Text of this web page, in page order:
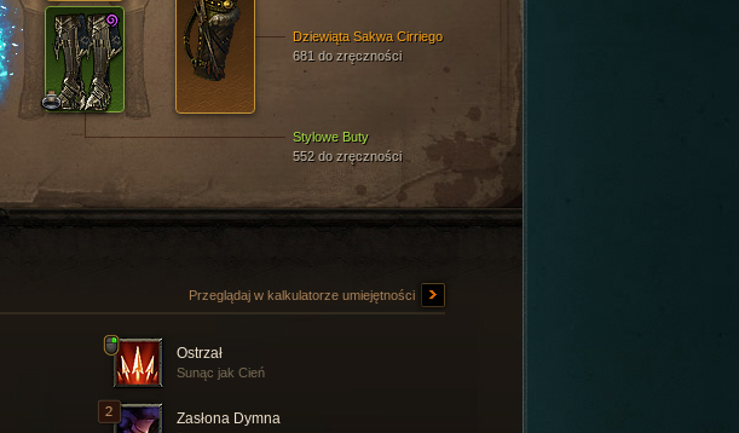
Stylowe Buty
552 do zręczności
Dziewiąta Sakwa Cirriego
681 do zręczności
Przeglądaj w kalkulatorze umiejętności
Ostrzał
Sunąc jak Cień
Zasłona Dymna